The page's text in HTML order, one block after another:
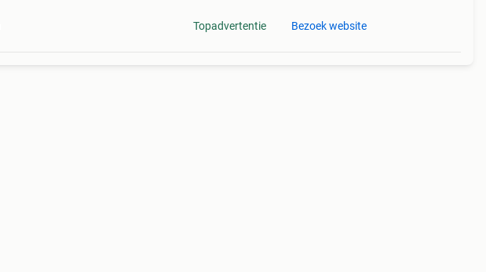
Topadvertentie Bezoek website